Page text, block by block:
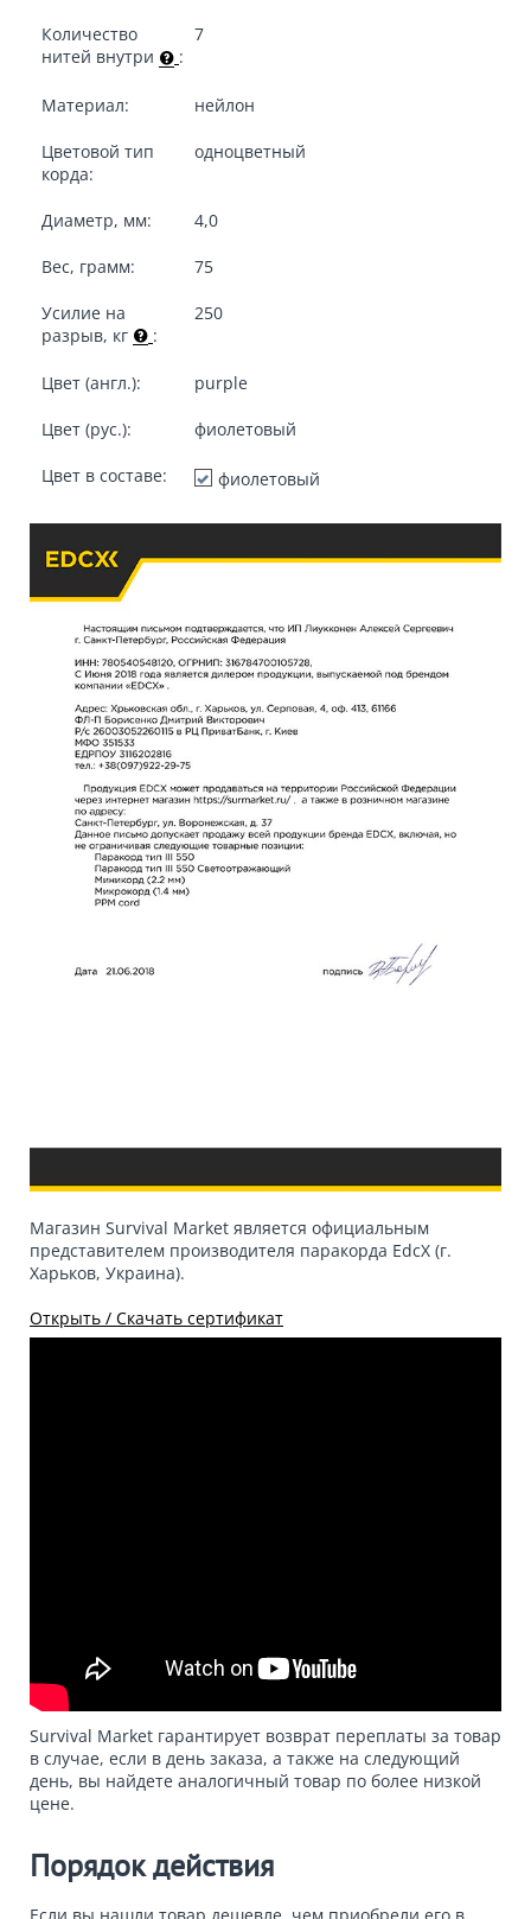
Количество
нитей внутри
:
7
Материал: нейлон
Цветовой тип
корда:
одноцветный
Диаметр, мм: 4,0
Вес, грамм: 75
Усилие на
разрыв, кг
:
250
Цвет (англ.): purple
Цвет (рус.): фиолетовый
Цвет в составе: фиолетовый
Магазин Survival Market является официальным
представителем производителя паракорда EdcX (г.
Харьков, Украина).
Открыть / Скачать сертификат
Survival Market гарантирует возврат переплаты за товар
в случае, если в день заказа, а также на следующий
день, вы найдете аналогичный товар по более низкой
цене.
Порядок действия